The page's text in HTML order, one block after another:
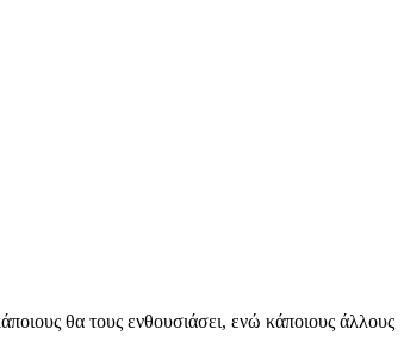
θα τους ενθουσιάσει, ενώ κάποιους άλλους